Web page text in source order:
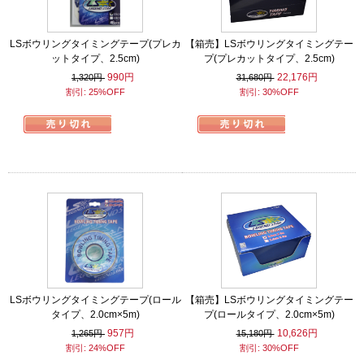
LSボウリングタイミングテープ(プレカ
ットタイプ、2.5cm)
1,320円 990円
割引: 25%OFF
【箱売】LSボウリングタイミングテー
プ(プレカットタイプ、2.5cm)
31,680円 22,176円
割引: 30%OFF
LSボウリングタイミングテープ(ロール
タイプ、2.0cm×5m)
1,265円 957円
割引: 24%OFF
【箱売】LSボウリングタイミングテー
プ(ロールタイプ、2.0cm×5m)
15,180円 10,626円
割引: 30%OFF